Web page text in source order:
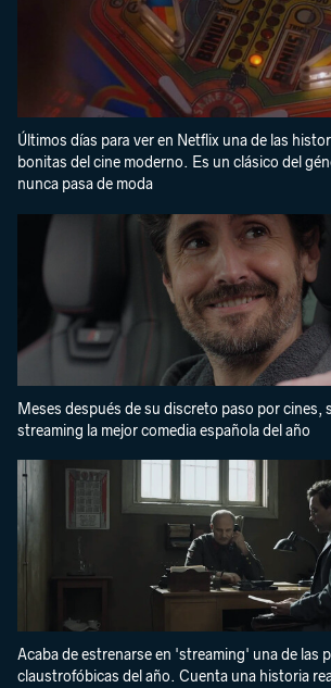
Últimos días para ver en Netflix una de las
bonitas del cine moderno. Es un clásico del
nunca pasa de moda
Meses después de su discreto paso por cines,
streaming la mejor comedia española del año
Acaba de estrenarse en 'streaming' una de las
claustrofóbicas del año. Cuenta una historia